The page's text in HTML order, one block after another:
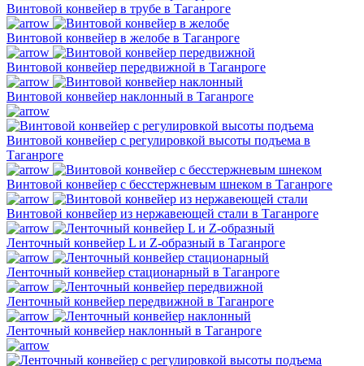
Винтовой конвейер в трубе в Таганроге
Винтовой конвейер в желобе в Таганроге
Винтовой конвейер передвижной в Таганроге
Винтовой конвейер наклонный в Таганроге
Винтовой конвейер с регулировкой высоты подъема в
Таганроге
Винтовой конвейер с бесстержневым шнеком в Таганроге
Винтовой конвейер из нержавеющей стали в Таганроге
Ленточный конвейер L и Z-образный в Таганроге
Ленточный конвейер стационарный в Таганроге
Ленточный конвейер передвижной в Таганроге
Ленточный конвейер наклонный в Таганроге